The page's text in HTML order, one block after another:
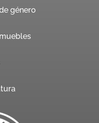
género